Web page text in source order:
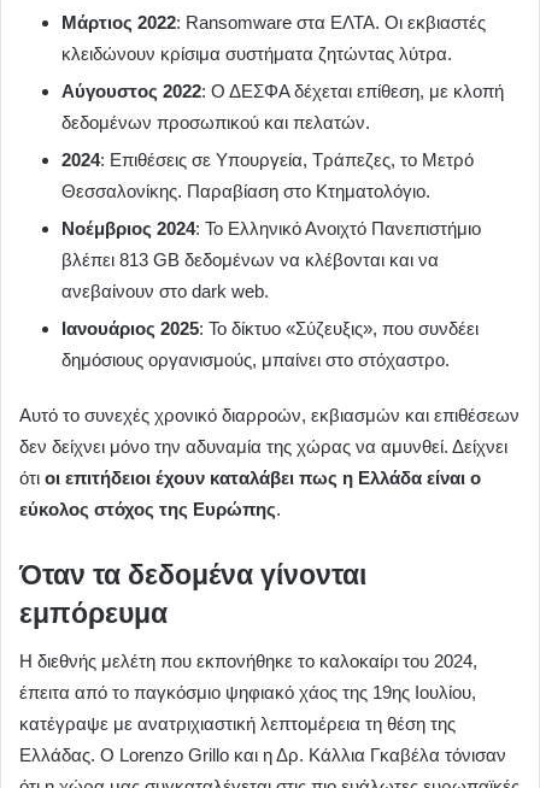
Μάρτιος 2022: Ransomware στα ΕΛΤΑ. Οι εκβιαστές
κλειδώνουν κρίσιμα συστήματα ζητώντας λύτρα.
Αύγουστος 2022: Ο ΔΕΣΦΑ δέχεται επίθεση, με κλοπή
δεδομένων προσωπικού και πελατών.
2024: Επιθέσεις σε Υπουργεία, Τράπεζες, το Μετρό
Θεσσαλονίκης. Παραβίαση στο Κτηματολόγιο.
Νοέμβριος 2024: Το Ελληνικό Ανοιχτό Πανεπιστήμιο
βλέπει 813 GB δεδομένων να κλέβονται και να
ανεβαίνουν στο dark web.
Ιανουάριος 2025: Το δίκτυο «Σύζευξις», που συνδέει
δημόσιους οργανισμούς, μπαίνει στο στόχαστρο.
Αυτό το συνεχές χρονικό διαρροών, εκβιασμών και επιθέσεων
δεν δείχνει μόνο την αδυναμία της χώρας να αμυνθεί. Δείχνει
ότι οι επιτήδειοι έχουν καταλάβει πως η Ελλάδα είναι ο
εύκολος στόχος της Ευρώπης.
Όταν τα δεδομένα γίνονται
εμπόρευμα
Η διεθνής μελέτη που εκπονήθηκε το καλοκαίρι του 2024,
έπειτα από το παγκόσμιο ψηφιακό χάος της 19ης Ιουλίου,
κατέγραψε με ανατριχιαστική λεπτομέρεια τη θέση της
Ελλάδας. Ο Lorenzo Grillo και η Δρ. Κάλλια Γκαβέλα τόνισαν